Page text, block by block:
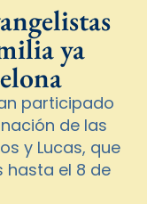
ya
participado
de las
y Lucas, que
hasta el 8 de